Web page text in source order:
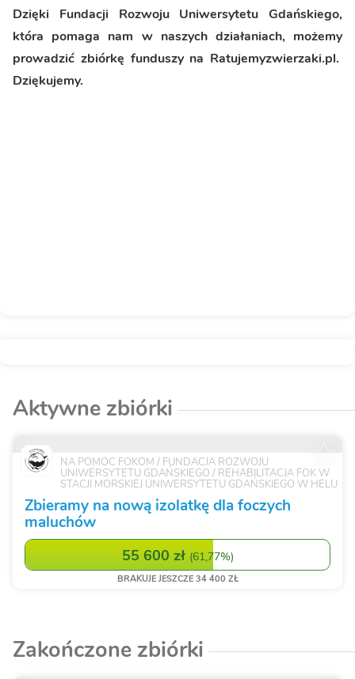
Dzięki Fundacji Rozwoju Uniwersytetu Gdańskiego,
która pomaga nam w naszych działaniach, możemy
prowadzić zbiórkę funduszy na Ratujemyzwierzaki.pl.
Dziękujemy.
Aktywne zbiórki
NA POMOC FOKOM / FUNDACJA ROZWOJU
UNIWERSYTETU GDAŃSKIEGO / REHABILITACJA FOK W
STACJI MORSKIEJ UNIWERSYTETU GDAŃSKIEGO W HELU
Zbieramy na nową izolatkę dla foczych
maluchów
55 600 zł (61,77%)
BRAKUJE JESZCZE 34 400 ZŁ
Zakończone zbiórki